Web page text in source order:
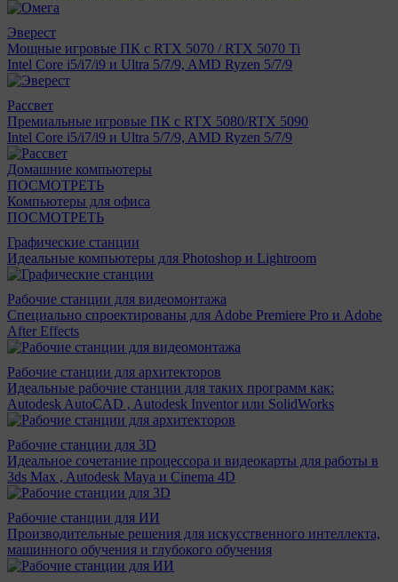
Эверест
Мощные игровые ПК с RTX 5070 / RTX 5070 Ti
Intel Core i5/i7/i9 и Ultra 5/7/9, AMD Ryzen 5/7/9
Рассвет
Премиальные игровые ПК с RTX 5080/RTX 5090
Intel Core i5/i7/i9 и Ultra 5/7/9, AMD Ryzen 5/7/9
Домашние компьютеры
ПОСМОТРЕТЬ
Компьютеры для офиса
ПОСМОТРЕТЬ
Графические станции
Идеальные компьютеры для Photoshop и Lightroom
Рабочие станции для видеомонтажа
Специально спроектированы для Adobe Premiere Pro и Adobe
After Effects
Рабочие станции для архитекторов
Идеальные рабочие станции для таких программ как:
Autodesk AutoCAD , Autodesk Inventor или SolidWorks
Рабочие станции для 3D
Идеальное сочетание процессора и видеокарты для работы в
3ds Max , Autodesk Maya и Cinema 4D
Рабочие станции для ИИ
Производительные решения для искусственного интеллекта,
машинного обучения и глубокого обучения